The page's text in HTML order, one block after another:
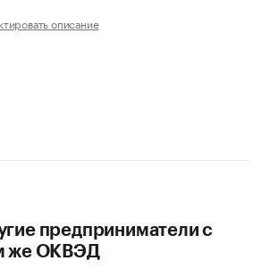
описание
предприниматели с
же ОКВЭД